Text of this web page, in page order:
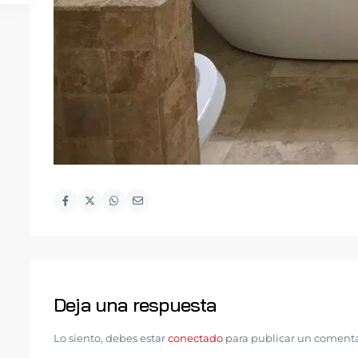
Deja una respuesta
Lo siento, debes estarconectado para publicar un